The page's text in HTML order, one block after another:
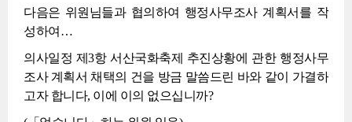
다음은 위원님들과 협의하여 행정사무조사 계획서를 작
성하여…
의사일정 제3항 서산국화축제 추진상황에 관한 행정사무
조사 계획서 채택의 건을 방금 말씀드린 바와 같이 가결하
고자 합니다, 이에 이의 없으십니까?